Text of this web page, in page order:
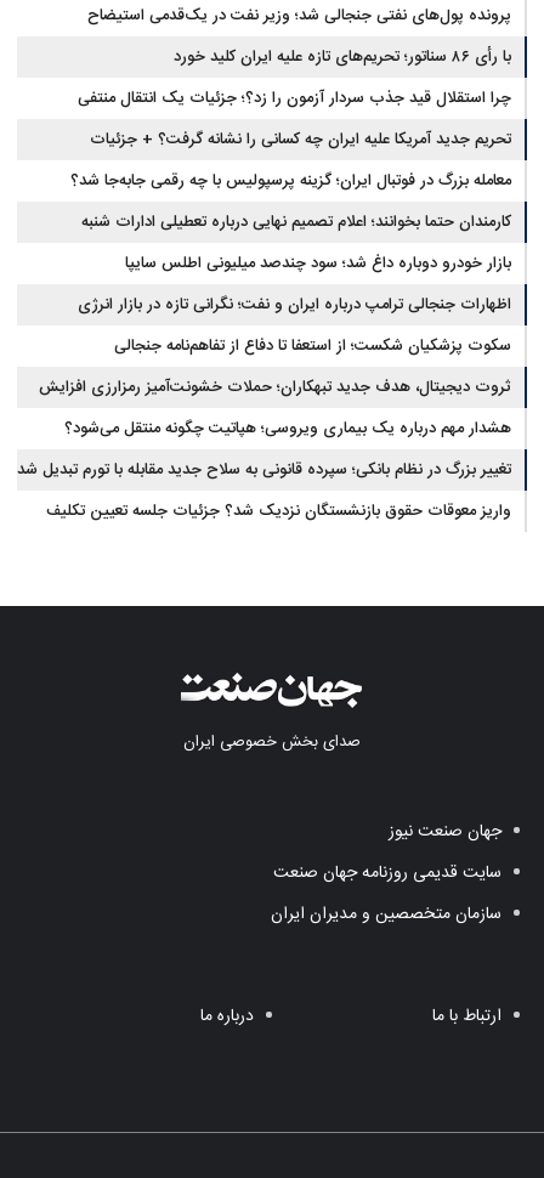
پرونده پول‌های نفتی جنجالی شد؛ وزیر نفت در یک‌قدمی استیضاح
با رأی ۸۶ سناتور؛ تحریم‌های تازه علیه ایران کلید خورد
چرا استقلال قید جذب سردار آزمون را زد؟؛ جزئیات یک انتقال منتفی
تحریم جدید آمریکا علیه ایران چه کسانی را نشانه گرفت؟ + جزئیات
معامله بزرگ در فوتبال ایران؛ گزینه پرسپولیس با چه رقمی جابه‌جا شد؟
کارمندان حتما بخوانند؛ اعلام تصمیم نهایی درباره تعطیلی ادارات شنبه
بازار خودرو دوباره داغ شد؛ سود چندصد میلیونی اطلس سایپا
اظهارات جنجالی ترامپ درباره ایران و نفت؛ نگرانی تازه در بازار انرژی
سکوت پزشکیان شکست؛ از استعفا تا دفاع از تفاهم‌نامه جنجالی
ثروت دیجیتال، هدف جدید تبهکاران؛ حملات خشونت‌آمیز رمزارزی افزایش
یافت
هشدار مهم درباره یک بیماری ویروسی؛ هپاتیت چگونه منتقل می‌شود؟
تغییر بزرگ در نظام بانکی؛ سپرده قانونی به سلاح جدید مقابله با تورم تبدیل شد
واریز معوقات حقوق بازنشستگان نزدیک شد؟ جزئیات جلسه تعیین تکلیف
صدای بخش خصوصی ایران
جهان صنعت نیوز
سایت قدیمی روزنامه جهان صنعت
سازمان متخصصین و مدیران ایران
ارتباط با ما درباره ما